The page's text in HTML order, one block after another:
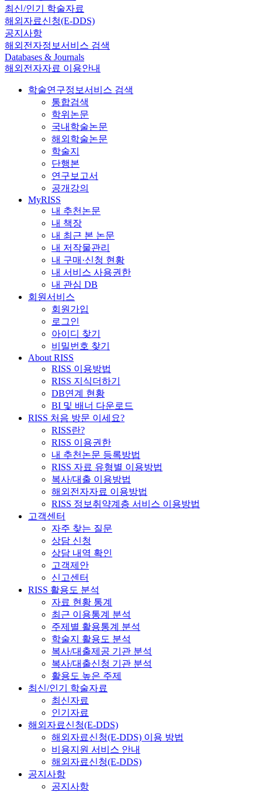
최신/인기 학술자료
해외자료신청(E-DDS)
공지사항
해외전자정보서비스 검색
Databases & Journals
해외전자자료 이용안내
학술연구정보서비스 검색
통합검색
학위논문
국내학술논문
해외학술논문
학술지
단행본
연구보고서
공개강의
MyRISS
내 추천논문
내 책장
내 최근 본 논문
내 저작물관리
내 구매·신청 현황
내 서비스 사용권한
내 관심 DB
회원서비스
회원가입
로그인
아이디 찾기
비밀번호 찾기
About RISS
RISS 이용방법
RISS 지식더하기
DB연계 현황
BI 및 배너 다운로드
RISS 처음 방문 이세요?
RISS란?
RISS 이용권한
내 추천논문 등록방법
RISS 자료 유형별 이용방법
복사/대출 이용방법
해외전자자료 이용방법
RISS 정보취약계층 서비스 이용방법
고객센터
자주 찾는 질문
상담 신청
상담 내역 확인
고객제안
신고센터
RISS 활용도 분석
자료 현황 통계
최근 이용통계 분석
주제별 활용통계 분석
학술지 활용도 분석
복사/대출제공 기관 분석
복사/대출신청 기관 분석
활용도 높은 주제
최신/인기 학술자료
최신자료
인기자료
해외자료신청(E-DDS)
해외자료신청(E-DDS) 이용 방법
비용지원 서비스 안내
해외자료신청(E-DDS)
공지사항
공지사항